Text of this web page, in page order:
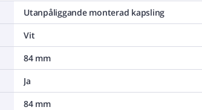
Utanpåliggande monterad kapsling
Vit
84 mm
Ja
84 mm